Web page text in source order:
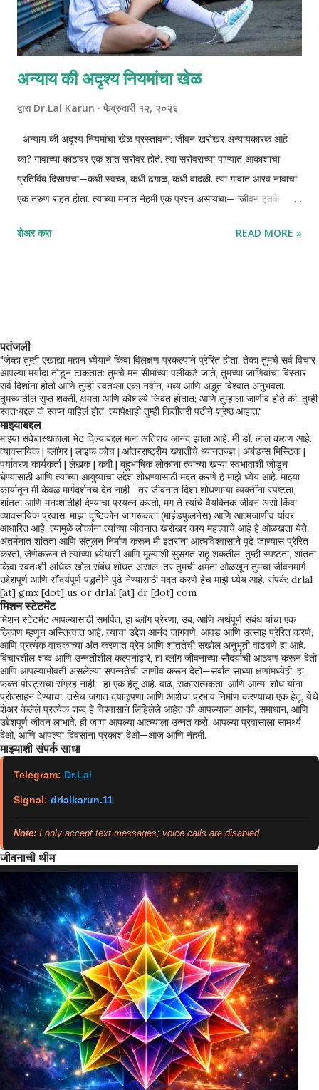
अन्याय की अदृश्य नियमांचा खेळ
द्वारा Dr.Lal Karun फेब्रुवारी १२, २०२६
अन्याय की अदृश्य नियमांचा खेळ प्रस्तावना: जीवन खरोखर अन्यायकारक आहे
का? गावाच्या काठावर एक शांत सरोवर होते. त्या सरोवराच्या पाण्यात आकाशाचा
प्रतिबिंब दिसायचा—कधी स्वच्छ, कधी ढगाळ, कधी वादळी. त्या गावात आरव नावाचा
एक तरुण राहत होता. त्याच्या मनात नेहमी एक प्रश्न असायचा—“जीवन इतके
इतरांना सहज मिळणाऱ्या संधी त्याला कधीच मिळत नाहीत. काही लोक यशस्वी, आनंदी
पाहिले आणि हसत विचारले, “तू पाण्याकडे इतक्या रागाने का पाहतो आहेस?” आरव
म्हणाला, “हे पाणीही माझ्यासारखेच आहे—कधी शांत नाही. जीवन माझ्याशी अन्याय
करते.” साधूंनी पाण्यात एक छोटासा दगड टाकला. लाटा उठल्या, प्रतिबिंब अधिकच
तुटले. “हे पाहिलेस?” साधू म्हणाले. “द...
शेअर करा READ MORE »
पतंजली
"जेव्हा तुम्ही एखाद्या महान ध्येयाने किंवा विलक्षण प्रकल्पाने प्रेरित होता, तेव्हा तुमचे सर्व विचार
आपल्या मर्यादा तोडून टाकतात: तुमचे मन सीमांच्या पलीकडे जाते, तुमच्या जाणिवांचा विस्तार
सर्व दिशांना होतो आणि तुम्ही स्वतःला एका नवीन, भव्य आणि अद्भूत विश्वात अनुभवता.
तुमच्यातील सुप्त शक्ती, क्षमता आणि कौशल्ये जिवंत होतात; आणि तुम्हाला जाणीव होते की, तुम्ही
स्वतःबद्दल जे स्वप्न पाहिलं होतं, त्यापेक्षाही तुम्ही कितीतरी पटीने श्रेष्ठ आहात."
माझ्याबद्दल
माझ्या संकेतस्थळाला भेट दिल्याबद्दल मला अतिशय आनंद झाला आहे. मी डॉ. लाल करुण आहे..
व्यावसायिक | ब्लॉगर | लाइफ कोच | आंतरराष्ट्रीय ख्यातीचे ध्यानतज्ज्ञ | अबंडन्स मिस्टिक |
पर्यावरण कार्यकर्ता | लेखक | कवी | बहुभाषिक लोकांना त्यांच्या खऱ्या स्वभावाशी जोडून
घेण्यासाठी आणि त्यांच्या आयुष्याचा उद्देश शोधण्यासाठी मदत करणे हे माझे ध्येय आहे. माझ्या
कार्यातून मी केवळ मार्गदर्शनच देत नाही—तर जीवनात दिशा शोधणाऱ्या व्यक्तींना स्पष्टता,
शांतता आणि मनःशांतीही देण्याचा प्रयत्न करतो, मग ते त्यांचे वैयक्तिक जीवन असो किंवा
व्यावसायिक प्रवास. माझा दृष्टिकोन जागरूकता (माइंडफुलनेस) आणि आत्मजाणीव यांवर
आधारित आहे. त्यामुळे लोकांना त्यांच्या जीवनात खरोखर काय महत्त्वाचे आहे हे ओळखता येते.
अंतर्मनात शांतता आणि संतुलन निर्माण करून मी इतरांना आत्मविश्वासाने पुढे जाण्यास प्रेरित
करतो, जेणेकरून ते त्यांच्या ध्येयांशी आणि मूल्यांशी सुसंगत राहू शकतील. तुम्ही स्पष्टता, शांतता
किंवा स्वतःशी अधिक खोल संबंध शोधत असाल, तर तुमची क्षमता ओळखून तुमचा जीवनमार्ग
उद्देशपूर्ण आणि सौंदर्यपूर्ण पद्धतीने पुढे नेण्यासाठी मदत करणे हेच माझे ध्येय आहे. संपर्क: drlal
[at] gmx [dot] us or drlal [at] dr [dot] com
मिशन स्टेटमेंट
मिशन स्टेटमेंट आपल्यासाठी समर्पित, हा ब्लॉग प्रेरणा, उब, आणि अर्थपूर्ण संबंध यांचा एक
ठिकाण म्हणून अस्तित्वात आहे. त्याचा उद्देश आनंद जागवणे, आवड आणि उत्साह प्रेरित करणे,
आणि प्रत्येक वाचकाच्या अंतःकरणात प्रेम आणि शांततेची सखोल अनुभूती वाढवणे हा आहे.
विचारशील शब्द आणि उन्नतीशील कल्पनांद्वारे, हा ब्लॉग जीवनाच्या सौंदर्याची आठवण करून देतो
आणि आपल्याभोवती असलेल्या संपन्नतेची जाणीव करून देतो—सर्वात साध्या क्षणांमध्येही. हा
फक्त पोस्ट्सचा संग्रह नाही—हा एक हेतू आहे. वाढ, सकारात्मकता, आणि आत्म-शोध यांना
प्रोत्साहन देण्याचा, तसेच जगात दयाळूपणा आणि आशेचा प्रभाव निर्माण करण्याचा एक हेतू. येथे
शेअर केलेले प्रत्येक शब्द हे विश्वासाने लिहिलेले आहेत की आपल्याला आनंद, समाधान, आणि
उद्देशपूर्ण जीवन लाभावे. ही जागा आपल्या आत्म्याला उन्नत करो, आपल्या प्रवासाला सामर्थ्य
देओ, आणि आपल्या दिवसांना प्रकाश देओ—आज आणि नेहमी.
माझ्याशी संपर्क साधा
Telegram: Dr.Lal
Signal: drlalkarun.11
Note: I only accept text messages; voice calls are disabled.
जीवनाची थीम